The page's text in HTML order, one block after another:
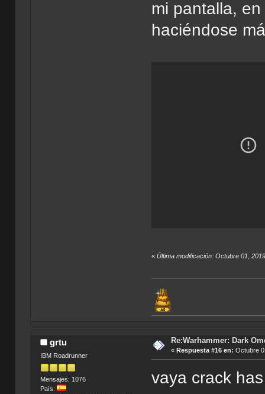
mi pantalla,
haciéndose
«Última modificación: Octubre 01,
grtu
IBM Roadrunner
Mensajes: 1076
País:
Re:Warhammer: Dark
« Respuesta #16 en: Octubre
vaya crack